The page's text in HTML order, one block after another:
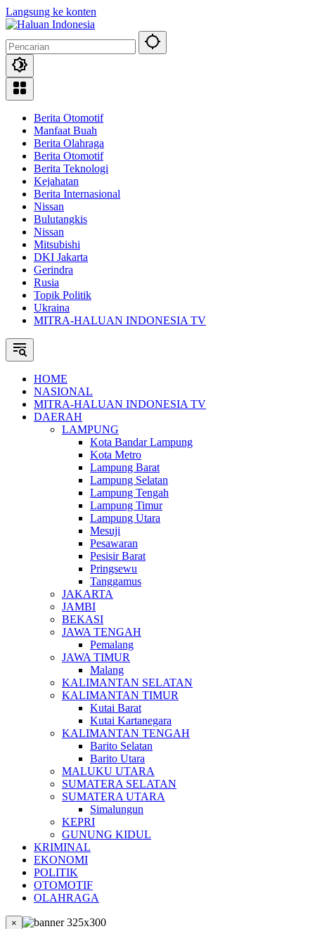
Langsung ke konten
Berita Otomotif
Manfaat Buah
Berita Olahraga
Berita Otomotif
Berita Teknologi
Kejahatan
Berita Internasional
Nissan
Bulutangkis
Nissan
Mitsubishi
DKI Jakarta
Gerindra
Rusia
Topik Politik
Ukraina
MITRA-HALUAN INDONESIA TV
HOME
NASIONAL
MITRA-HALUAN INDONESIA TV
DAERAH
LAMPUNG
Kota Bandar Lampung
Kota Metro
Lampung Barat
Lampung Selatan
Lampung Tengah
Lampung Timur
Lampung Utara
Mesuji
Pesawaran
Pesisir Barat
Pringsewu
Tanggamus
JAKARTA
JAMBI
BEKASI
JAWA TENGAH
Pemalang
JAWA TIMUR
Malang
KALIMANTAN SELATAN
KALIMANTAN TIMUR
Kutai Barat
Kutai Kartanegara
KALIMANTAN TENGAH
Barito Selatan
Barito Utara
MALUKU UTARA
SUMATERA SELATAN
SUMATERA UTARA
Simalungun
KEPRI
GUNUNG KIDUL
KRIMINAL
EKONOMI
POLITIK
OTOMOTIF
OLAHRAGA
×